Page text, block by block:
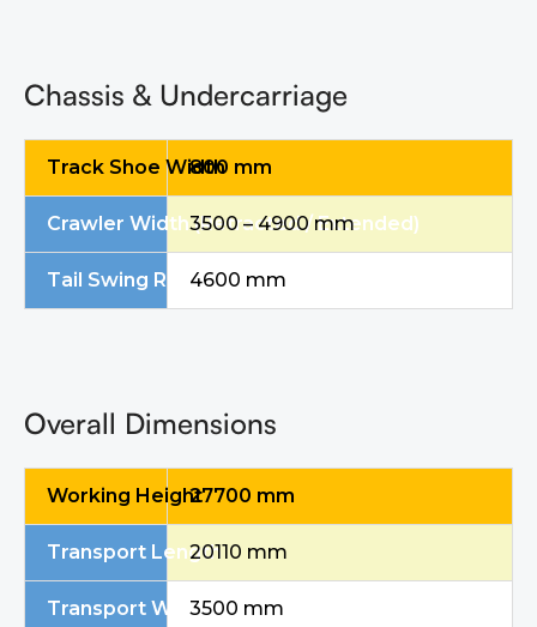
Chassis & Undercarriage
Track Shoe Width800 mm
Crawler Width (Retracted / Extended)
3500 – 4900 mm
Tail Swing Radius4600 mm
Overall Dimensions
Working Height27700 mm
Transport Length20110 mm
Transport Width3500 mm